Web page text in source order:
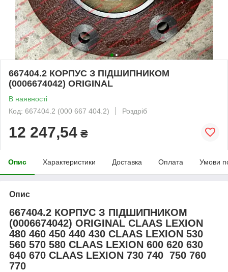
667404.2 КОРПУС З ПІДШИПНИКОМ
(0006674042) ORIGINAL
В наявності
Код: 667404.2 (000 667 404.2)
Роздріб
12 247,54 ₴
Опис Характеристики Доставка Оплата Умови
Опис
667404.2 КОРПУС З ПІДШИПНИКОМ
(0006674042) ORIGINAL CLAAS LEXION
480 460 450 440 430 CLAAS LEXION 530
560 570 580 CLAAS LEXION 600 620 630
640 670 CLAAS LEXION 730 740 750 760
770